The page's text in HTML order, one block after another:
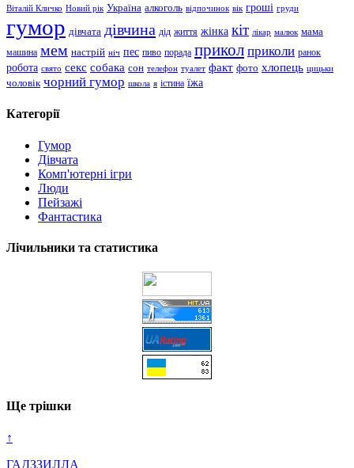
Віталій Кличко Новий рік Україна алкоголь відпочинок вік гроші груди
гумор дівчата дівчина дід життя жінка кіт лікар малюк мама
машина мем настрій ніч пес пиво порада прикол приколи ранок
робота свято секс собака сон телефон туалет факт фото хлопець цицьки
чоловік чорний гумор школа я істина їжа
Категорії
Гумор
Дівчата
Комп'ютерні ігри
Люди
Пейзажі
Фантастика
Лічильники та статистика
Ще трішки
↑
ГАДЗЗИЛЛА